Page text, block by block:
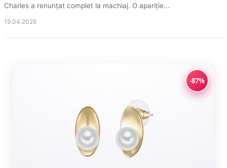
Charles a renunțat complet la machiaj. O apariție...
19.04.2026
-87%